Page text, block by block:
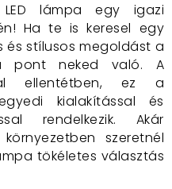
lámpa egy igazi
Ha te is keresel egy
és stílusos megoldást a
pont neked való. A
ellentétben, ez a
kialakítással és
rendelkezik. Akár
szeretnél
tökéletes választás